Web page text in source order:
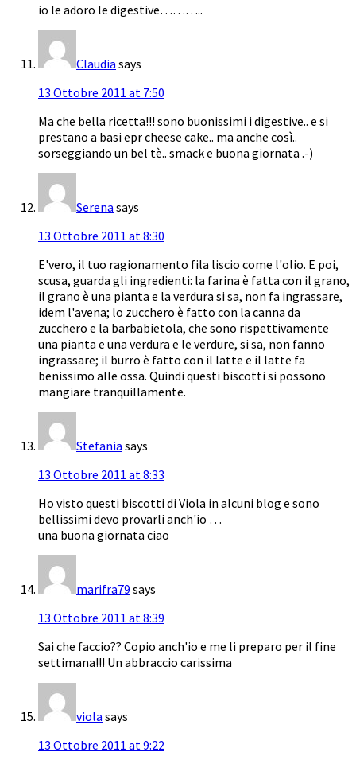
io le adoro le digestive………..
Claudia says
13 Ottobre 2011 at 7:50
Ma che bella ricetta!!! sono buonissimi i digestive.. e si
prestano a basi epr cheese cake.. ma anche così..
sorseggiando un bel tè.. smack e buona giornata .-)
Serena says
13 Ottobre 2011 at 8:30
E'vero, il tuo ragionamento fila liscio come l'olio. E poi,
scusa, guarda gli ingredienti: la farina è fatta con il grano,
il grano è una pianta e la verdura si sa, non fa ingrassare,
idem l'avena; lo zucchero è fatto con la canna da
zucchero e la barbabietola, che sono rispettivamente
una pianta e una verdura e le verdure, si sa, non fanno
ingrassare; il burro è fatto con il latte e il latte fa
benissimo alle ossa. Quindi questi biscotti si possono
mangiare tranquillamente.
Stefania says
13 Ottobre 2011 at 8:33
Ho visto questi biscotti di Viola in alcuni blog e sono
bellissimi devo provarli anch'io …
una buona giornata ciao
marifra79 says
13 Ottobre 2011 at 8:39
Sai che faccio?? Copio anch'io e me li preparo per il fine
settimana!!! Un abbraccio carissima
viola says
13 Ottobre 2011 at 9:22